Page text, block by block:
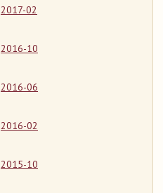
2017-02
2016-10
2016-06
2016-02
2015-10